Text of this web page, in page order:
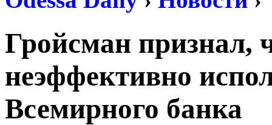
Гройсман признал,
неэффективно
Всемирного банка